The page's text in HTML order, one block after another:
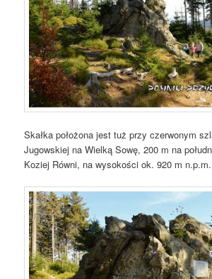
Skałka położona jest tuż przy czerwonym
Jugowskiej na Wielką Sowę, 200 m na
Koziej Równi, na wysokości ok. 920 m n.p.m.